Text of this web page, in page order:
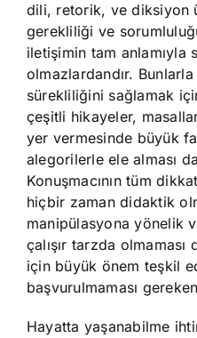
dili, retorik, ve diksiyon
gerekliliği ve
iletişimin tam anlamıyla
olmazlardandır. Bunlarla
sürekliliğini sağlamak
çeşitli hikayeler,
yer vermesinde büyük
alegorilerle ele alması
Konuşmacının tüm
hiçbir zaman didaktik
manipülasyona yönelik
çalışır tarzda
için büyük önem teşkil
başvurulmaması
Hayatta yaşanabilme